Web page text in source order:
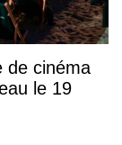
de cinéma
le 19